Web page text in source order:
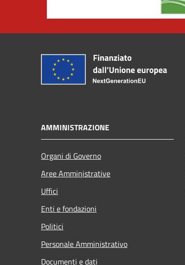
AMMINISTRAZIONE
Organi di Governo
Aree Amministrative
Uffici
Enti e fondazioni
Politici
Personale Amministrativo
Documenti e dati